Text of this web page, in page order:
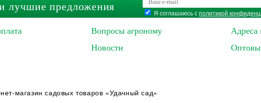
лучшие предложения
Я соглашаюсь сполитикой
Вопросы агроному
Новости
Адреса
магазин садовых товаров «Удачный сад»